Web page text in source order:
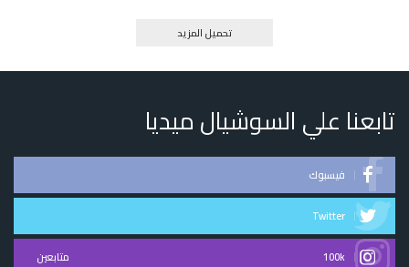
تحميل المزيد
تابعنا علي السوشيال ميديا
فيسبوك
Twitter
100k متابعين